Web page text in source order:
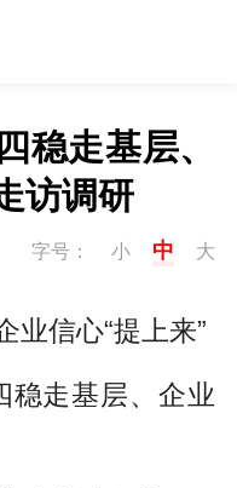
稳走基层、
访调研
字号： 小 中 大
业信心“提上来”
稳走基层、企业